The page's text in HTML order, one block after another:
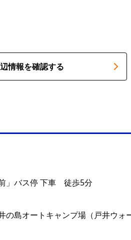
情報を確認する
」バス停 下車 徒歩5分
の島オートキャンプ場（戸井ウォ